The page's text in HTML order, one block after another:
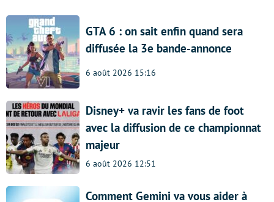
GTA 6 : on sait enfin quand sera
diffusée la 3e bande-annonce
6 août 2026 15:16
Disney+ va ravir les fans de foot
avec la diffusion de ce championnat
majeur
6 août 2026 12:51
Comment Gemini va vous aider à